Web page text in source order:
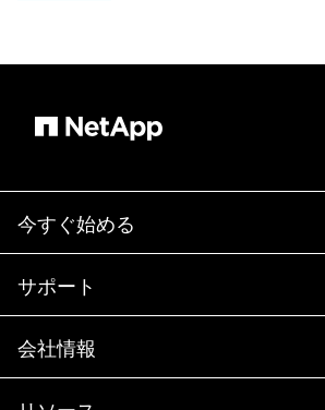
今すぐ始める
購入方法
営業チームへのお問い合わせ
パートナーを検索
サポート
サポート
トレーニング
会社情報
会社情報